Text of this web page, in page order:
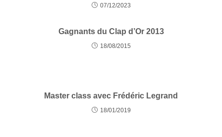
07/12/2023
Gagnants du Clap d’Or 2013
18/08/2015
Master class avec Frédéric Legrand
18/01/2019